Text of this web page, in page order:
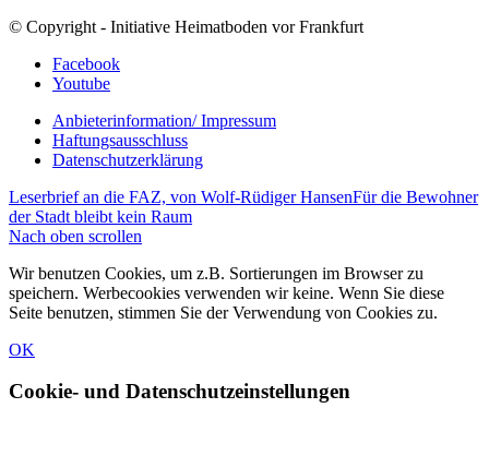
© Copyright - Initiative Heimatboden vor Frankfurt
Facebook
Youtube
Anbieterinformation/ Impressum
Haftungsausschluss
Datenschutzerklärung
Leserbrief an die FAZ, von Wolf-Rüdiger HansenFür die Bewohner
der Stadt bleibt kein Raum
Nach oben scrollen
Wir benutzen Cookies, um z.B. Sortierungen im Browser zu
speichern. Werbecookies verwenden wir keine. Wenn Sie diese
Seite benutzen, stimmen Sie der Verwendung von Cookies zu.
OK
Cookie- und Datenschutzeinstellungen